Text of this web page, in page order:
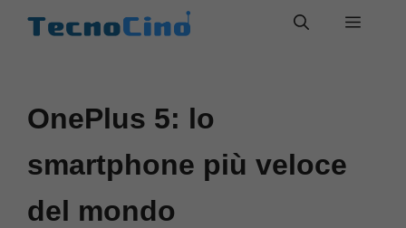
Menu
OnePlus 5: lo
smartphone più veloce
del mondo